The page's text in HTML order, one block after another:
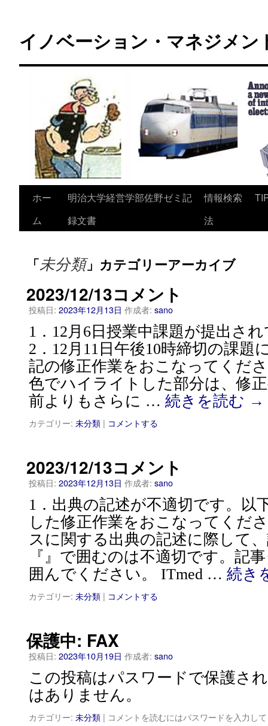
テ
イノベーション・マネジメン
ホー
ム
明治大学経営学部佐野ゼミ記
録文書
情報検索
法
「未分類」カテゴリーアーカイブ
2023/12/13コメント
投稿日: 2023年12月13日 作成者: sano
1．12月6日授業中課題が提出
2．12月11日午後10時締切の課題
記の修正作業をおこなってく
色でハイライトした部分は、修
前よりもさらに … 続きを読む →
カテゴリー: 未分類 | コメントする
2023/12/13コメント
投稿日: 2023年12月13日 作成者: sano
1．出典の記述が不適切です。以
した修正作業をおこなってくだ
スに関する出典の記述に際して
『』で囲むのは不適切です。記
囲んでください。 ITmed … 続き
カテゴリー: 未分類 | コメントする
保護中: FAX
投稿日: 2023年10月19日 作成者: sano
この投稿はパスワードで保護さ
はありません。
カテゴリー: 未分類 | コメントを読むにはパスワードを入力し